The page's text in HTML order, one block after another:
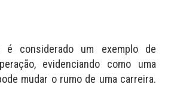
é considerado um exemplo de
evidenciando como uma
mudar o rumo de uma carreira.